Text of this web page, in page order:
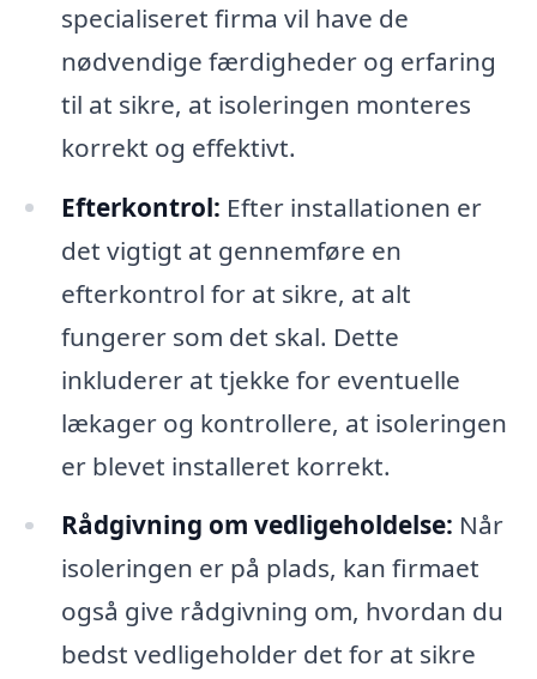
specialiseret firma vil have de
nødvendige færdigheder og erfaring
til at sikre, at isoleringen monteres
korrekt og effektivt.
Efterkontrol: Efter installationen er
det vigtigt at gennemføre en
efterkontrol for at sikre, at alt
fungerer som det skal. Dette
inkluderer at tjekke for eventuelle
lækager og kontrollere, at isoleringen
er blevet installeret korrekt.
Rådgivning om vedligeholdelse: Når
isoleringen er på plads, kan firmaet
også give rådgivning om, hvordan du
bedst vedligeholder det for at sikre